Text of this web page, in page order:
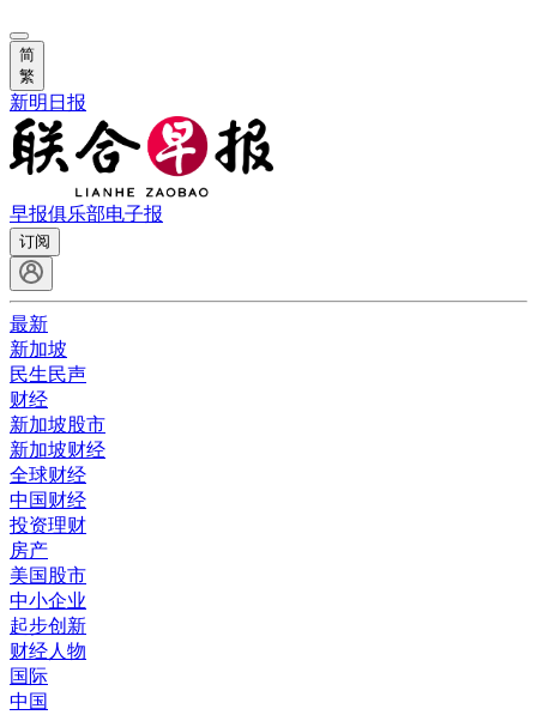
简
繁
新明日报
早报俱乐部电子报
订阅
最新
新加坡
民生民声
财经
新加坡股市
新加坡财经
全球财经
中国财经
投资理财
房产
美国股市
中小企业
起步创新
财经人物
国际
中国